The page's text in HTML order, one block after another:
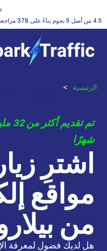
4.5 من أصل 5 نجوم بناءً على 378 مراجعة
الرئيسية >
شهرًا
اشترِ
مواقع
من